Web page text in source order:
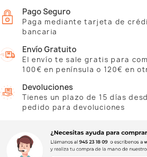
Pago Seguro
Paga mediante tarjeta de
bancaria
Envío Gratuito
El envío te sale gratis para
100€ en península o 120€ en
Devoluciones
Tienes un plazo de 15 días
pedido para devoluciones